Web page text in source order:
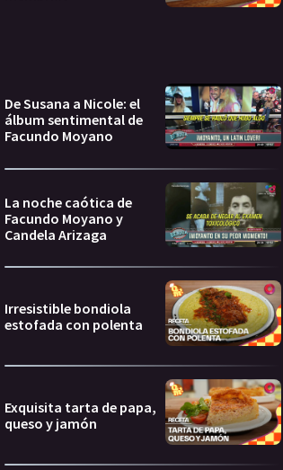
De Susana a Nicole: el
álbum sentimental de
Facundo Moyano
La noche caótica de
Facundo Moyano y
Candela Arizaga
Irresistible bondiola
estofada con polenta
Exquisita tarta de papa,
queso y jamón